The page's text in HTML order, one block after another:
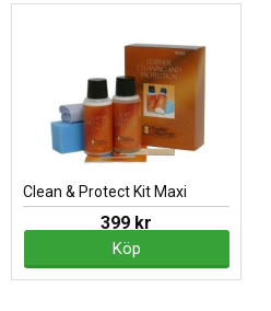
Clean & Protect Kit Maxi
399 kr
Köp